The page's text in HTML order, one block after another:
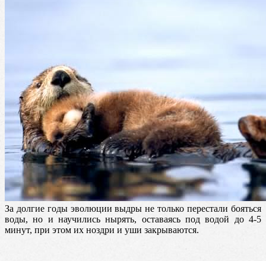
За долгие годы эволюции выдры не только перестали бояться
воды, но и научились нырять, оставаясь под водой до 4-5
минут, при этом их ноздри и уши закрываются.